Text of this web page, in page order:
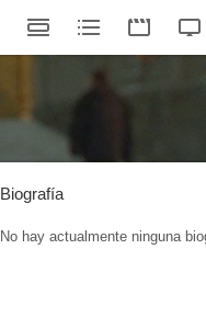
Biografía
No hay actualmente ninguna